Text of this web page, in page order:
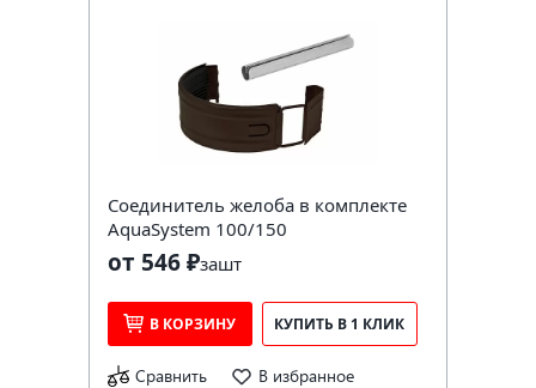
Соединитель желоба в комплекте
AquaSystem 100/150
от 546 ₽зашт
В КОРЗИНУ КУПИТЬ В 1 КЛИК
Сравнить В избранное